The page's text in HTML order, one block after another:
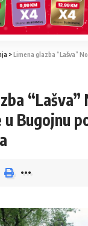
>Limena glazba “Lašva” Nova Bila
“Lašva”
u Bugojnu